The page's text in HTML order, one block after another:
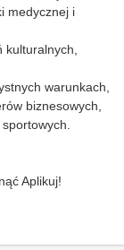
medycznej i
warunkach,
biznesowych,
Aplikuj!